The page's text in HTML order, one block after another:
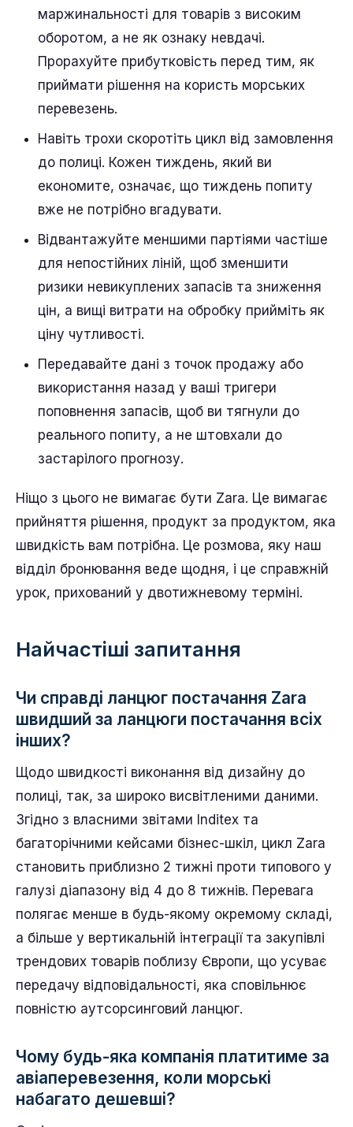
маржинальності для товарів з високим
оборотом, а не як ознаку невдачі.
Прорахуйте прибутковість перед тим, як
приймати рішення на користь морських
перевезень.
Навіть трохи скоротіть цикл від замовлення
до полиці. Кожен тиждень, який ви
економите, означає, що тиждень попиту
вже не потрібно вгадувати.
Відвантажуйте меншими партіями частіше
для непостійних ліній, щоб зменшити
ризики невикуплених запасів та зниження
цін, а вищі витрати на обробку прийміть як
ціну чутливості.
Передавайте дані з точок продажу або
використання назад у ваші тригери
поповнення запасів, щоб ви тягнули до
реального попиту, а не штовхали до
застарілого прогнозу.
Ніщо з цього не вимагає бути Zara. Це вимагає
прийняття рішення, продукт за продуктом, яка
швидкість вам потрібна. Це розмова, яку наш
відділ бронювання веде щодня, і це справжній
урок, прихований у двотижневому терміні.
Найчастіші запитання
Чи справді ланцюг постачання Zara
швидший за ланцюги постачання всіх
інших?
Щодо швидкості виконання від дизайну до
полиці, так, за широко висвітленими даними.
Згідно з власними звітами Inditex та
багаторічними кейсами бізнес-шкіл, цикл Zara
становить приблизно 2 тижні проти типового у
галузі діапазону від 4 до 8 тижнів. Перевага
полягає менше в будь-якому окремому складі,
а більше у вертикальній інтеграції та закупівлі
трендових товарів поблизу Європи, що усуває
передачу відповідальності, яка сповільнює
повністю аутсорсинговий ланцюг.
Чому будь-яка компанія платитиме за
авіаперевезення, коли морські
набагато дешевші?